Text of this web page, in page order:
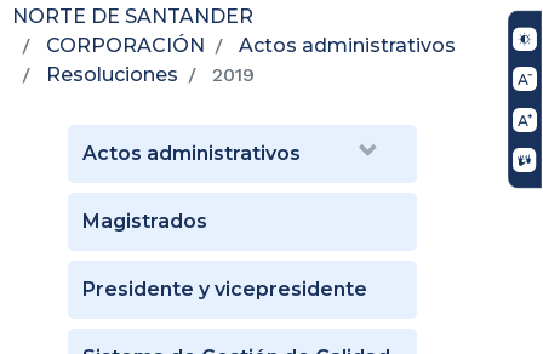
NORTE DE SANTANDER
CORPORACIÓN
Actos administrativos
Resoluciones
2019
Actos administrativos
Magistrados
Presidente y vicepresidente